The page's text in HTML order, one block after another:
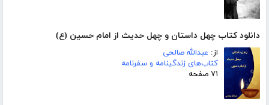
دانلود کتاب چهل داستان و چهل حدیث از امام حسین (ع)
از: عبدالله صالحی
کتاب‌های زندگینامه و سفرنامه
۷۱ صفحه